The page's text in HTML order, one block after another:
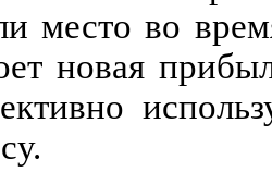
место во
новая